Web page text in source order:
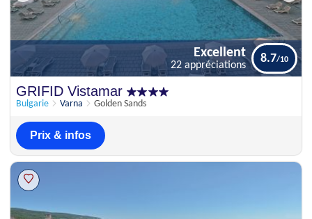
GRIFID Vistamar
Bulgarie Varna Golden Sands
Excellent
22 appréciations
8.7
Prix & infos